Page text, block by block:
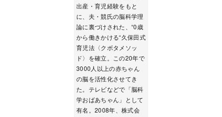
出産・育児経験をもと
に、夫・競氏の脳科学理
論に裏づけされた、“0歳
から働きかける“久保田式
育児法〈クボタメソッ
ド〉を確立。この20年で
3000人以上の赤ちゃん
の脳を活性化させてき
た。テレビなどで「脳科
学おばあちゃん」として
有名。2008年、株式会